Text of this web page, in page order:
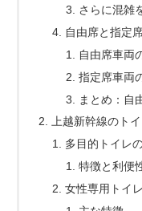
さらに混雑
自由席と指定
自由席車両
指定席車両
まとめ：自
上越新幹線のト
多目的トイレ
特徴と利便
女性専用トイ